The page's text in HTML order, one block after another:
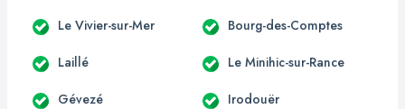
Le Vivier-sur-Mer Bourg-des-Comptes
Laillé Le Minihic-sur-Rance
Gévezé Irodouër